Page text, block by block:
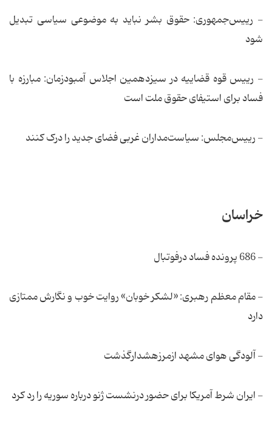
- رییس‌جمهوری: حقوق بشر نباید به موضوعی سیاسی تبدیل
شود
- رییس قوه قضاییه در سیزدهمین اجلاس آمبودزمان: مبارزه با
فساد برای استیفای حقوق ملت است
- رییس‌مجلس: سیاست‌مداران غربی فضای جدید را درک کنند
خراسان
- 686 پرونده فساد درفوتبال
- مقام معظم رهبری: «لشکر خوبان» روایت خوب و نگارش ممتازی
دارد
- آلودگی هوای مشهد ازمرزهشدارگذشت
- ایران شرط آمریکا برای حضور درنشست ژنو درباره سوریه را رد کرد